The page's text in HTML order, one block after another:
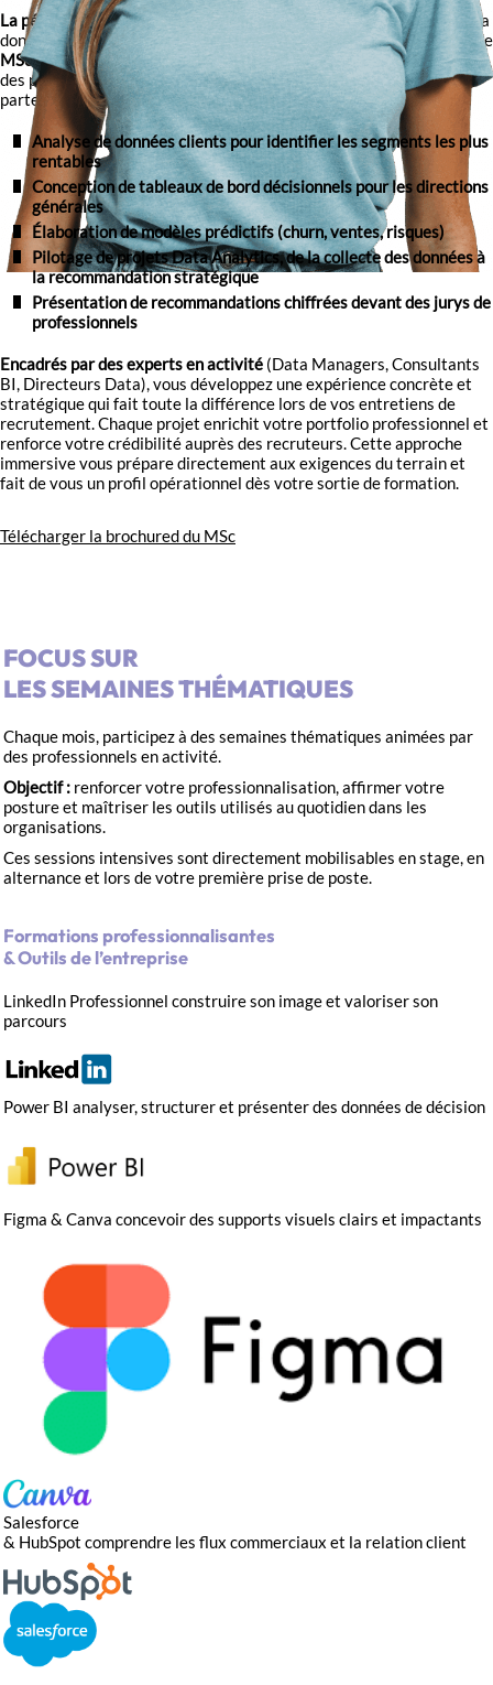
La pédagogie par projet de Ionis-STM vous apprend à transformer la
donnée en décisions stratégiques qui font gagner de l’argent. Dans le
MSc 2 Data Analytics et Business Intelligence
, vous travaillez sur
des problématiques business authentiques issues d’entreprises
partenaires :
Analyse de données clients pour identifier les segments les plus
rentables
Conception de tableaux de bord décisionnels pour les directions
générales
Élaboration de modèles prédictifs (churn, ventes, risques)
Pilotage de projets Data Analytics, de la collecte des données à
la recommandation stratégique
Présentation de recommandations chiffrées devant des jurys de
professionnels
Encadrés par des experts en activité (Data Managers, Consultants
BI, Directeurs Data), vous développez une expérience concrète et
stratégique qui fait toute la différence lors de vos entretiens de
recrutement. Chaque projet enrichit votre portfolio professionnel et
renforce votre crédibilité auprès des recruteurs. Cette approche
immersive vous prépare directement aux exigences du terrain et
fait de vous un profil opérationnel dès votre sortie de formation.
Télécharger la brochured du MSc
FOCUS SUR
LES SEMAINES THÉMATIQUES
Chaque mois, participez à des semaines thématiques animées par
des professionnels en activité.
Objectif : renforcer votre professionnalisation, affirmer votre
posture et maîtriser les outils utilisés au quotidien dans les
organisations.
Ces sessions intensives sont directement mobilisables en stage, en
alternance et lors de votre première prise de poste.
Formations professionnalisantes
& Outils de l’entreprise
LinkedIn Professionnel construire son image et valoriser son
parcours
Power BI analyser, structurer et présenter des données de décision
Figma & Canva concevoir des supports visuels clairs et impactants
Salesforce
& HubSpot comprendre les flux commerciaux et la relation client